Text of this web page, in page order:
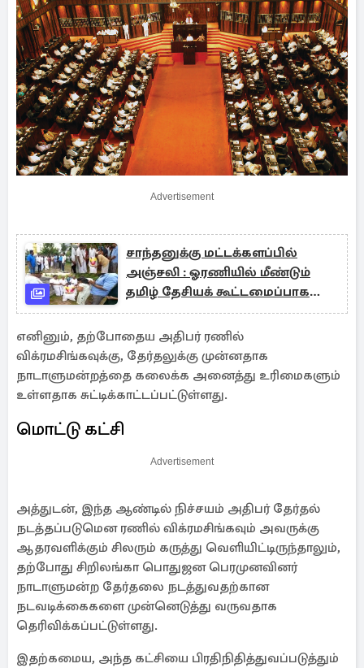
Advertisement
சாந்தனுக்கு மட்டக்களப்பில்
அஞ்சலி் : ஓரணியில் மீண்டும்
தமிழ் தேசியக் கூட்டமைப்பாக
செயற்பட்ட கட்சிகள்!
எனினும், தற்போதைய அதிபர் ரணில்
விக்ரமசிங்கவுக்கு, தேர்தலுக்கு முன்னதாக
நாடாளுமன்றத்தை கலைக்க அனைத்து உரிமைகளும்
உள்ளதாக சுட்டிக்காட்டப்பட்டுள்ளது.
மொட்டு கட்சி
Advertisement
அத்துடன், இந்த ஆண்டில் நிச்சயம் அதிபர் தேர்தல்
நடத்தப்படுமென ரணில் விக்ரமசிங்கவும் அவருக்கு
ஆதரவளிக்கும் சிலரும் கருத்து வெளியிட்டிருந்தாலும்,
தற்போது சிறிலங்கா பொதுஜன பெரமுனவினர்
நாடாளுமன்ற தேர்தலை நடத்துவதற்கான
நடவடிக்கைகளை முன்னெடுத்து வருவதாக
தெரிவிக்கப்பட்டுள்ளது.
இதற்கமைய, அந்த கட்சியை பிரதிநிதித்துவப்படுத்தும்